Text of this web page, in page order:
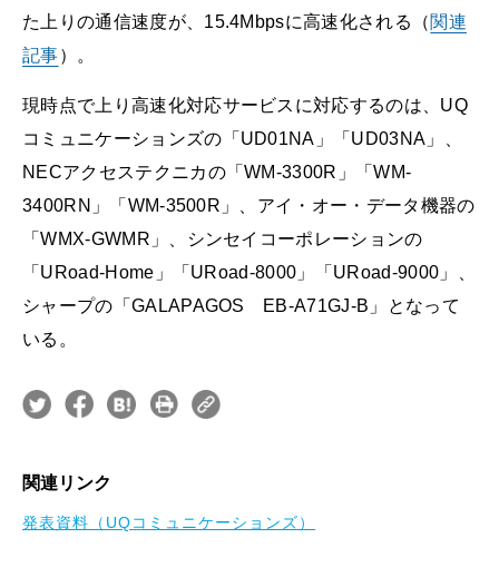
た上りの通信速度が、15.4Mbpsに高速化される
（関連
記事） 。
現時点で上り高速化対応サービスに対応するのは、UQ
コミュニケーションズの「UD01NA」「UD03NA」、
NECアクセステクニカの「WM-3300R」「WM-
3400RN」「WM-3500R」、アイ・オー・データ機器の
「WMX-GWMR」、シンセイコーポレーションの
「URoad-Home」「URoad-8000」「URoad-9000」、
シャープの「GALAPAGOS EB-A71GJ-B」となって
いる。
関連リンク
発表資料（UQコミュニケーションズ）